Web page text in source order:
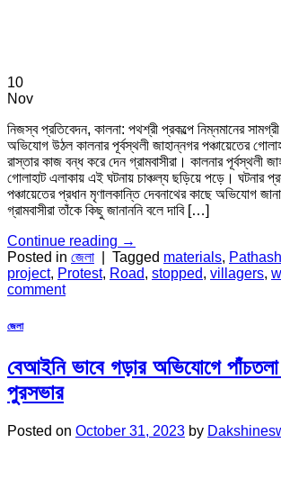
10
Nov
নিজস্ব প্রতিবেদন, কালনা: পথশ্রী প্রকল্পে নিম্নমানের সামগ্রী
অভিযোগ উঠল কালনার পূর্বস্থলী জাহান্নগর পঞ্চায়েতের
রাস্তার কাজ বন্ধ করে দেন গ্রামবাসীরা। কালনার পূর্বস্থলী
গোলাহাট এলাকায় এই ঘটনায় চাঞ্চল্য ছড়িয়ে পড়ে। ঘটনার
পঞ্চায়েতের প্রধান মৃণালকান্তি দেবনাথের কাছে অভিযোগ
গ্রামবাসীরা তাঁকে কিছু জানাননি বলে দাবি […]
Continue reading →
Posted in জেলা Tagged materials,
project, Protest, Road, stopped, villagers,
comment
জেলা
বেআইনি ভাবে গড়ার অভিযোগে
পুরসভার
Posted on October 31, 2023 by